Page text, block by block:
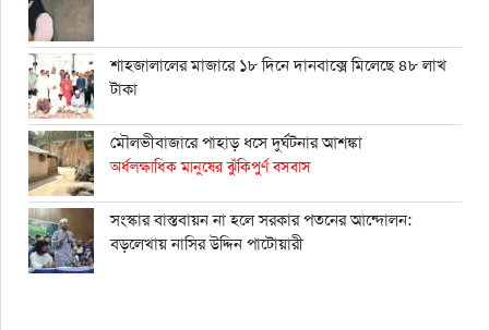
শাহ্জালালের মাজারে ১৮ দিনে দানবাক্সে মিলেছে ৪৮ লাখ
টাকা
মৌলভীবাজারে পাহাড় ধসে দুর্ঘটনার আশঙ্কা
অর্ধলক্ষাধিক মানুষের ঝুঁকিপুর্ণ বসবাস
সংস্কার বাস্তবায়ন না হলে সরকার পতনের আন্দোলন:
বড়লেখায় নাসির উদ্দিন পাটোয়ারী